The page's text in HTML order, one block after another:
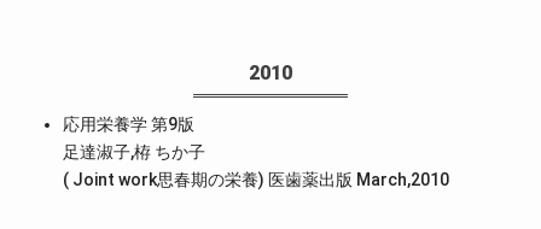
2010
応用栄養学 第9版
足達淑子,栫 ちか子
( Joint work思春期の栄養) 医歯薬出版 March,2010